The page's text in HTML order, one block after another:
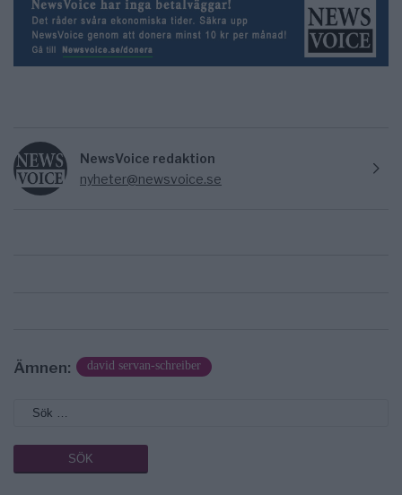
NewsVoice redaktion
nyheter@newsvoice.se
Ämnen: david servan-schreiber